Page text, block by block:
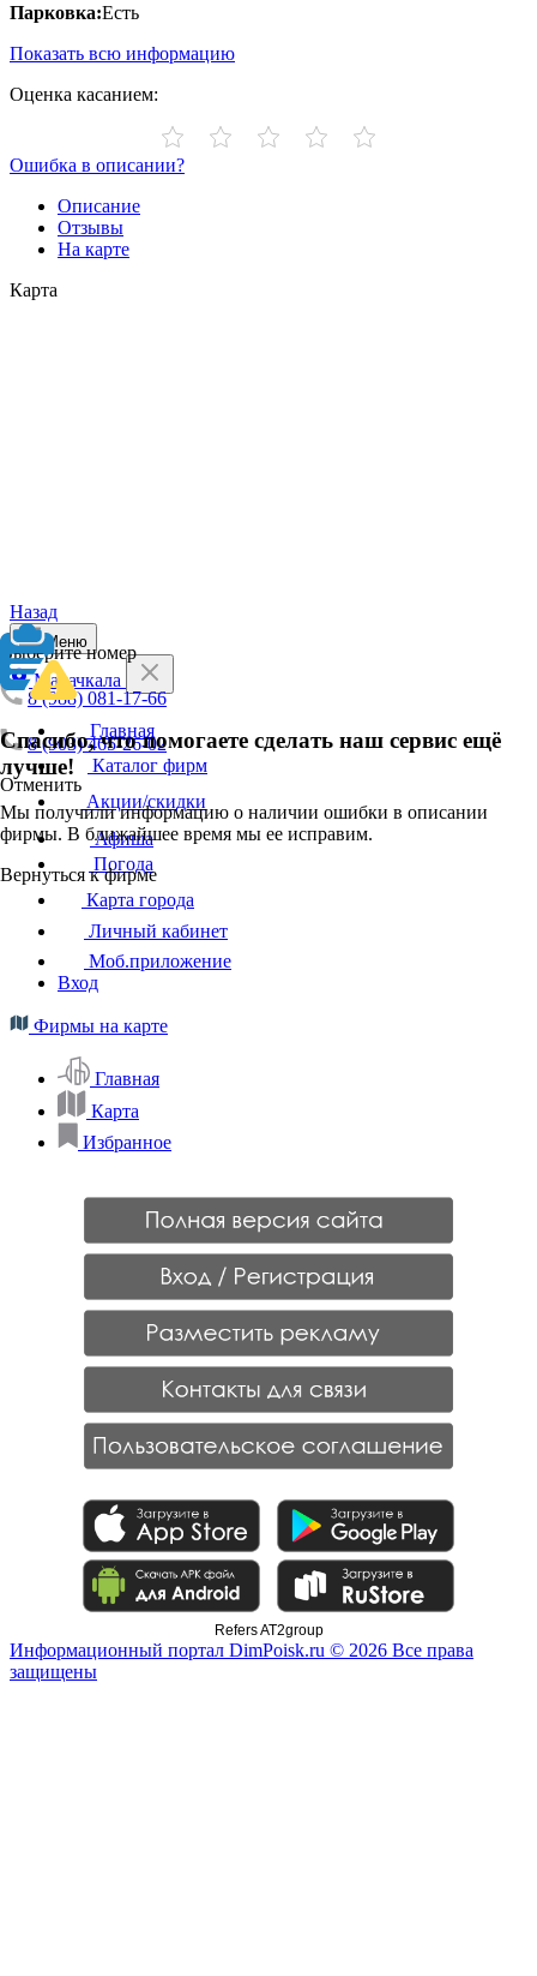
Парковка:Есть
Показать всю информацию
Оценка касанием:
Ошибка в описании?
Описание
Отзывы
На карте
Карта
Назад
Выберите номер
8 (988) 081-17-66
8 (903) 465-26-02
Отменить
Спасибо, что помогаете сделать наш сервис ещё
лучше!
Мы получили информацию о наличии ошибки в описании
фирмы. В ближайшее время мы ее исправим.
Вернуться к фирме
Меню
Махачкала
Главная
Каталог фирм
Акции/скидки
Афиша
Погода
Карта города
Личный кабинет
Моб.приложение
Вход
Фирмы на карте
Главная
Карта
Избранное
Refers AT2group
Информационный портал DimPoisk.ru © 2026 Все права
защищены